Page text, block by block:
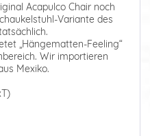
Acapulco Chair noch
Variante des
„Hängematten-Feeling“
Wir importieren
Mexiko.